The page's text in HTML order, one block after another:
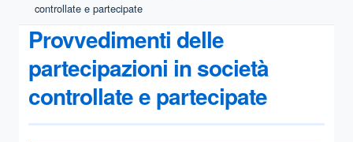
controllate e partecipate
Provvedimenti delle
partecipazioni in società
controllate e partecipate